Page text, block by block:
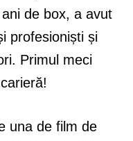
de box, a avut
profesioniști și
Primul meci
una de film de